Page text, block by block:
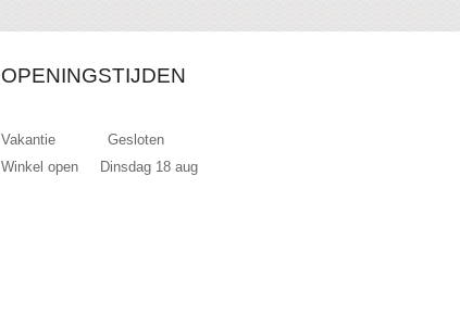
OPENINGSTIJDEN
Vakantie Gesloten
Winkel open Dinsdag 18 aug